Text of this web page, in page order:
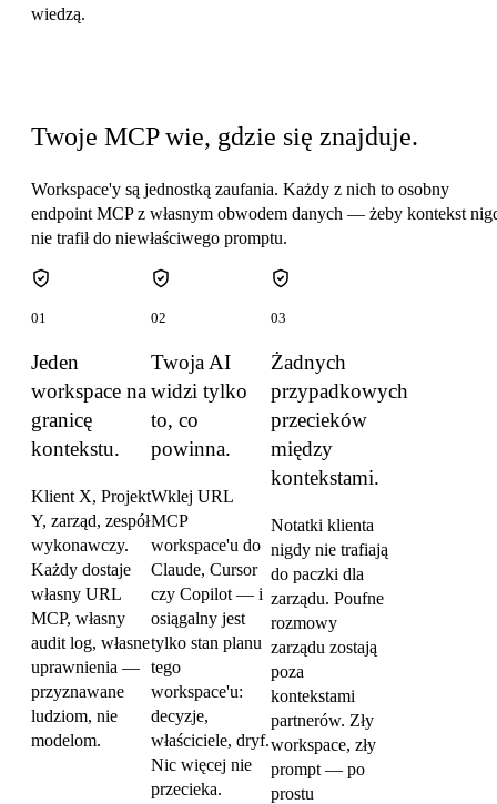
wiedzą.
Twoje MCP wie, gdzie się znajduje.
Workspace'y są jednostką zaufania. Każdy z nich to osobny
endpoint MCP z własnym obwodem danych — żeby kontekst
nie trafił do niewłaściwego promptu.
01
Jeden
workspace na
granicę
kontekstu.
Klient X, Projekt
Y, zarząd, zespół
wykonawczy.
Każdy dostaje
własny URL
MCP, własny
audit log, własne
uprawnienia —
przyznawane
ludziom, nie
modelom.
02
Twoja AI
widzi tylko
to, co
powinna.
Wklej URL
MCP
workspace'u do
Claude, Cursor
czy Copilot — i
osiągalny jest
tylko stan planu
tego
workspace'u:
decyzje,
właściciele, dryf.
Nic więcej nie
przecieka.
03
Żadnych
przypadkowych
przecieków
między
kontekstami.
Notatki klienta
nigdy nie trafiają
do paczki dla
zarządu. Poufne
rozmowy
zarządu zostają
poza
kontekstami
partnerów. Zły
workspace, zły
prompt — po
prostu